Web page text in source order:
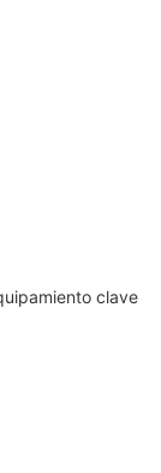
clave